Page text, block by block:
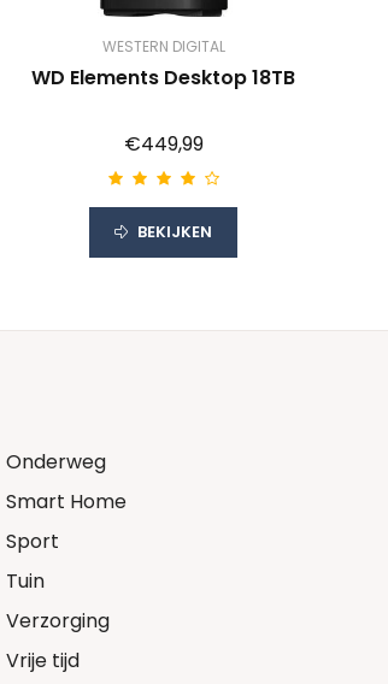
WESTERN DIGITAL
WD Elements Desktop 18TB
€449,99
BEKIJKEN
Onderweg
Smart Home
Sport
Tuin
Verzorging
Vrije tijd